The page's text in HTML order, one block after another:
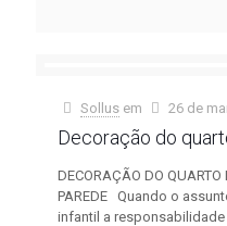
Sollus em 26 de
Decoração do
DECORAÇÃO DO QUARTO
PAREDE Quando o
infantil a responsabilidade